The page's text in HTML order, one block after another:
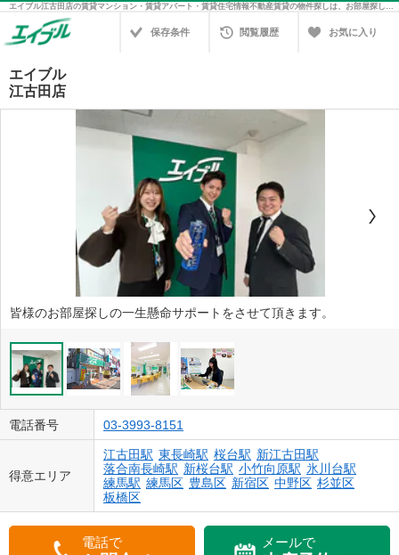
エイブル江古田店の賃貸マンション・賃貸アパート・賃貸住宅情報不動産賃貸の物件探しは、お部屋探しのエイブル
保存条件 閲覧履歴 お気に入り
エイブル
江古田店
皆様のお部屋探しの一生懸命サポートをさせて頂きます。
電話番号 03-3993-8151
得意エリア
江古田駅 東長崎駅 桜台駅 新江古田駅
落合南長崎駅 新桜台駅 小竹向原駅 氷川台駅
練馬駅 練馬区 豊島区 新宿区 中野区 杉並区
板橋区
電話で メールで